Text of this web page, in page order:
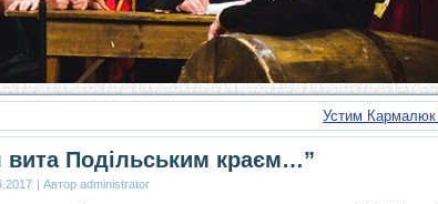
Устим Кармалюк
вита Подільським краєм…”
| Автор administrator